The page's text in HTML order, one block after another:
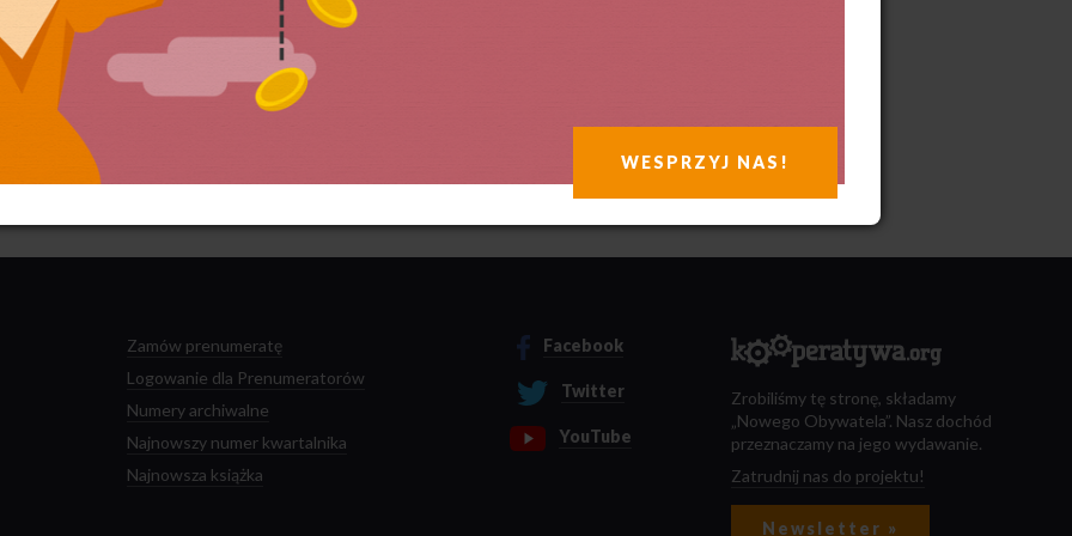
są dane Twoich komentarzy.
Zamów prenumeratę
Logowanie dla Prenumeratorów
Numery archiwalne
Najnowszy numer kwartalnika
Najnowsza książka
Facebook
Twitter
YouTube
Zrobiliśmy tę stronę, składamy
„Nowego Obywatela”. Nasz dochód
przeznaczamy na jego wydawanie.
Zatrudnij nas do projektu!
Newsletter »
WESPRZYJ NAS!